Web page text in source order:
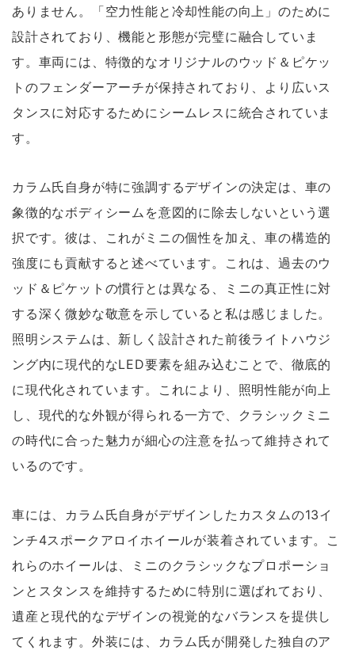
ありません。「空力性能と冷却性能の向上」のために
設計されており、機能と形態が完璧に融合していま
す。車両には、特徴的なオリジナルのウッド＆ピケッ
トのフェンダーアーチが保持されており、より広いス
タンスに対応するためにシームレスに統合されていま
す。
カラム氏自身が特に強調するデザインの決定は、車の
象徴的なボディシームを意図的に除去しないという選
択です。彼は、これがミニの個性を加え、車の構造的
強度にも貢献すると述べています。これは、過去のウ
ッド＆ピケットの慣行とは異なる、ミニの真正性に対
する深く微妙な敬意を示していると私は感じました。
照明システムは、新しく設計された前後ライトハウジ
ング内に現代的なLED要素を組み込むことで、徹底的
に現代化されています。これにより、照明性能が向上
し、現代的な外観が得られる一方で、クラシックミニ
の時代に合った魅力が細心の注意を払って維持されて
いるのです。
車には、カラム氏自身がデザインしたカスタムの13イ
ンチ4スポークアロイホイールが装着されています。こ
れらのホイールは、ミニのクラシックなプロポーショ
ンとスタンスを維持するために特別に選ばれており、
遺産と現代的なデザインの視覚的なバランスを提供し
てくれます。外装には、カラム氏が開発した独自のア